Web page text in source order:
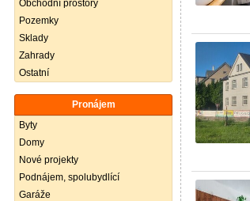
Obchodní prostory
Pozemky
Sklady
Zahrady
Ostatní
Pronájem
Byty
Domy
Nové projekty
Podnájem, spolubydlící
Garáže